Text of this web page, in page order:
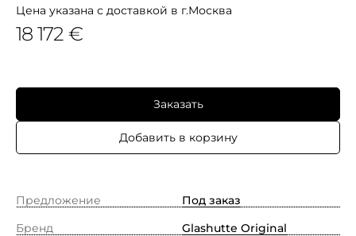
Цена указана с доставкой в г.Москва
18 172 €
Заказать
Добавить в корзину
Предложение
Под заказ
Бренд
Glashutte Original